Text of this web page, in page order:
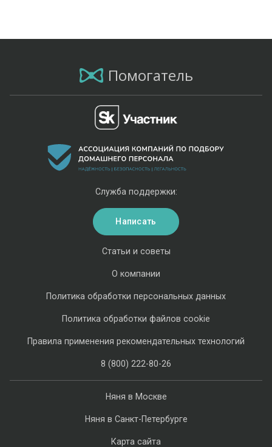
Помогатель
Няня в Москве
Няня в Санкт-Петербурге
Карта сайта
Статьи и советы
О компании
Политика обработки персональных данных
Политика обработки файлов cookie
Правила применения рекомендательных технологий
8 (800) 222-80-26
Служба поддержки:
Написать